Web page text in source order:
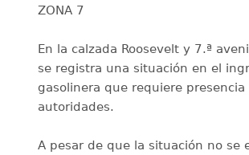
ZONA 7
En la calzada Roosevelt y 7.ª
se registra una situación en el
gasolinera que requiere presencia
autoridades.
A pesar de que la situación no se